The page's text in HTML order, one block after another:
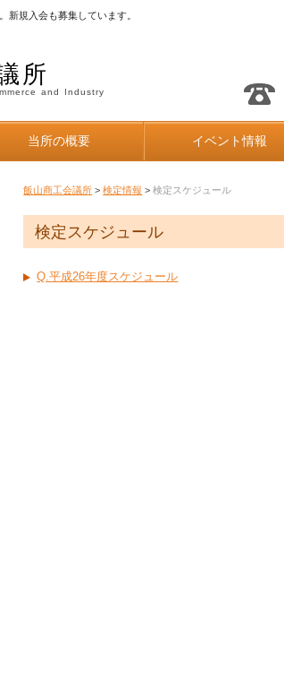
新規入会も募集しています。
所
and Industry
当所の概要 イベント情報
飯山商工会議所 >検定情報 >検定スケジュール
検定スケジュール
Q.平成26年度スケジュール